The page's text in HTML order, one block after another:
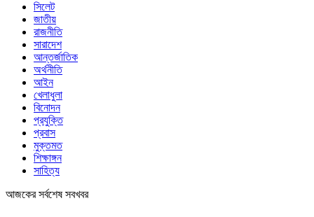
সিলেট
জাতীয়
রাজনীতি
সারাদেশ
আন্তর্জাতিক
অর্থনীতি
আইন
খেলাধুলা
বিনোদন
প্রযুক্তি
প্রবাস
মুক্তমত
শিক্ষাঙ্গন
সাহিত্য
আজকের সর্বশেষ সবখবর